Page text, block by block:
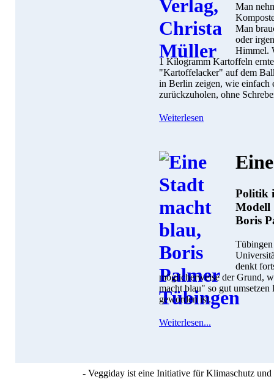
Man
Man
oder
Himmel.
1 Kilogramm Kartoffeln
"Kartoffelacker" auf dem
in Berlin zeigen, wie einfach
zurückzuholen, ohne
Weiterlesen
Politik
Modell
Boris
denkt
möglicherweise der Grund,
macht blau" so gut
geworden ist.
Weiterlesen...
- Veggiday ist eine Initiative für Klimaschutz